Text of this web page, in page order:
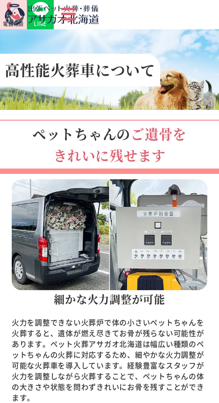
電話相談 LINE
高性能火葬車について
ペットちゃんのご遺骨を
きれいに残せます
細かな火力調整が可能
火力を調整できない火葬炉で体の小さいペットちゃんを
火葬すると、遺体が燃え尽きてお骨が残らない可能性が
あります。 ペット火葬アサガオ北海道は幅広い種類のペ
ットちゃんの火葬に対応するため、細やかな火力調整が
可能な火葬車を導入しています。経験豊富なスタッフが
火力を調整しながら火葬することで、ペットちゃんの体
の大きさや状態を問わずきれいにお骨を残すことができ
ます。